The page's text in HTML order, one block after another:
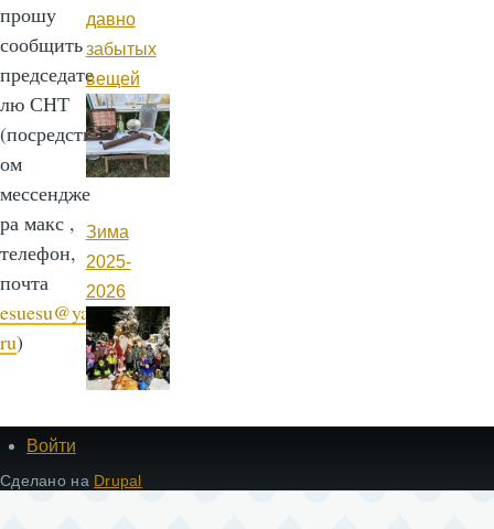
прошу
сообщить
председате
лю СНТ
(посредств
ом
мессендже
ра макс ,
телефон,
почта
esuesu@ya.
ru)
давно
забытых
вещей
Зима
2025-
2026
Меню
учётной
записи
Войти
Сделано на Drupal